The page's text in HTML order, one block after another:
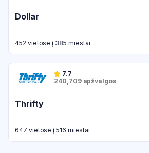
Dollar
452 vietose į 385 miestai
7.7
240,709 apžvalgos
Thrifty
647 vietose į 516 miestai